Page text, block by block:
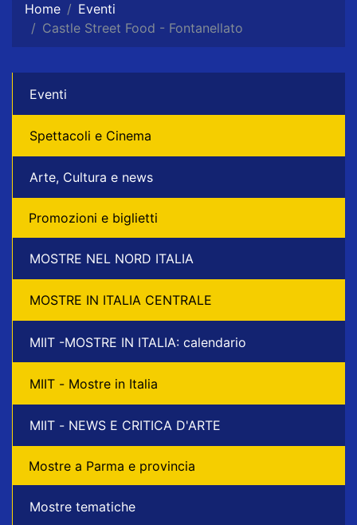
Home
Eventi
Castle Street Food - Fontanellato
Eventi
Spettacoli e Cinema
Arte, Cultura e news
Promozioni e biglietti
MOSTRE NEL NORD ITALIA
MOSTRE IN ITALIA CENTRALE
MIIT -MOSTRE IN ITALIA: calendario
MIIT - Mostre in Italia
MIIT - NEWS E CRITICA D'ARTE
Mostre a Parma e provincia
Mostre tematiche